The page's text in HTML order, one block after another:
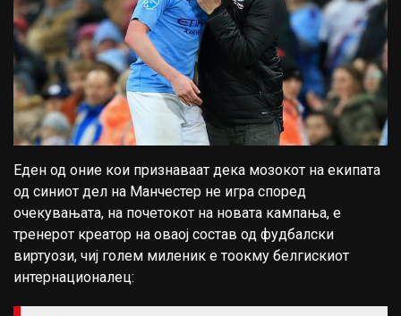
Еден од оние кои признаваат дека мозокот на екипата
од синиот дел на Манчестер не игра според
очекувањата, на почетокот на новата кампања, е
тренерот креатор на оваој состав од фудбалски
виртуози, чиј голем миленик е тоокму белгискиот
интернационалец: